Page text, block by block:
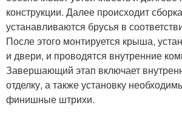
конструкции. Далее происходит
устанавливаются брусья в
После этого монтируется крыша,
и двери, и проводятся внутренние
Завершающий этап включает
отделку, а также установку
финишные штрихи.